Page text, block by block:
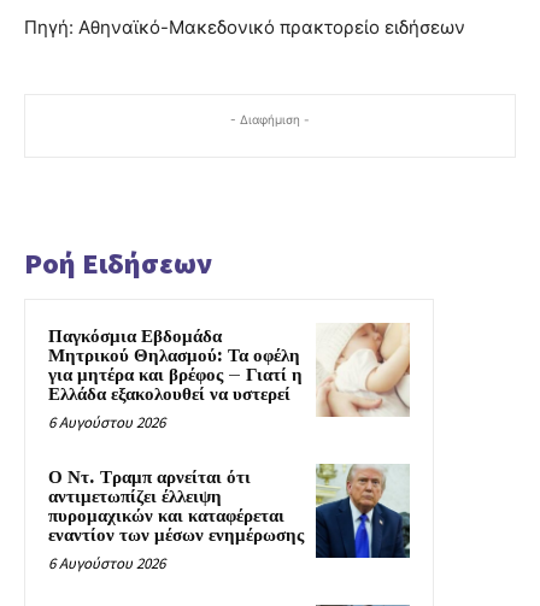
Πηγή: Αθηναϊκό-Μακεδονικό πρακτορείο ειδήσεων
- Διαφήμιση -
Ροή Ειδήσεων
Παγκόσμια Εβδομάδα
Μητρικού Θηλασμού: Τα οφέλη
για μητέρα και βρέφος – Γιατί η
Ελλάδα εξακολουθεί να υστερεί
6 Αυγούστου 2026
Ο Ντ. Τραμπ αρνείται ότι
αντιμετωπίζει έλλειψη
πυρομαχικών και καταφέρεται
εναντίον των μέσων ενημέρωσης
6 Αυγούστου 2026